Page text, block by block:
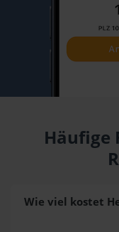
Häufige
Wie viel kostet